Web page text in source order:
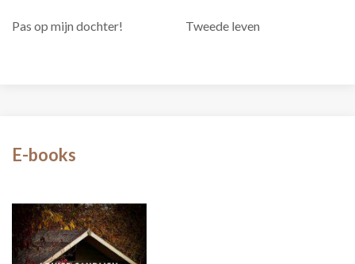
Pas op mijn dochter! Tweede leven
E-books